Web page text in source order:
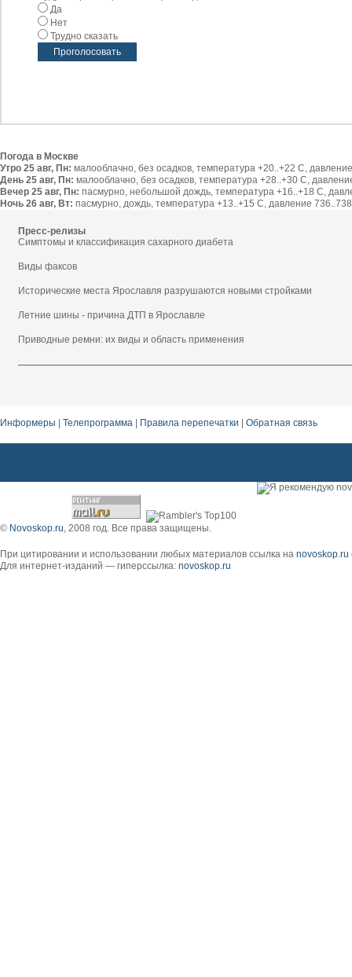
Да
Нет
Трудно сказать
Погода в Москве
Утро 25 авг, Пн: малооблачно, без осадков, температура +20..+22 С,
День 25 авг, Пн: малооблачно, без осадков, температура +28..+30 С,
Вечер 25 авг, Пн: пасмурно, небольшой дождь, температура +16..+18 С,
Ночь 26 авг, Вт: пасмурно, дождь, температура +13..+15 С, давление
Пресс-релизы
Симптомы и классификация сахарного диабета
Виды факсов
Исторические места Ярославля разрушаются новыми стройками
Летние шины - причина ДТП в Ярославле
Приводные ремни: их виды и область применения
Информеры Телепрограмма Правила перепечатки Обратная связь
© Novoskop.ru, 2008 год. Все права защищены.
При цитировании и использовании любых материалов ссылка на novoskop.ru
Для интернет-изданий — гиперссылка: novoskop.ru